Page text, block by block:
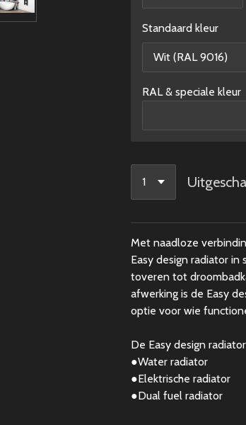
Standaard kleur
RAL & speciale kleur
Met naadloze
Easy design radiator
toveren tot
afwerking is de Easy
optie voor wie
De Easy design
●Water radiator
●Elektrische radiator
●Dual fuel radiator